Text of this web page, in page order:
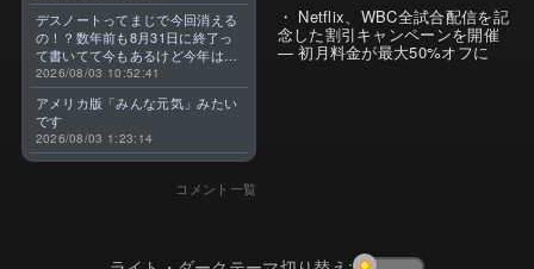
デスノートってまじで今回消える
の！？数年前も8月31日に終了っ
て書いてて今もあるけど今年はま
じのやつ！？よくわからん！！で
きればなくならないでほしい！平
成アニメを振り返らせてくれっ
っ！！！！！！！
2026/08/03 10:52:41
アメリカ版「みんな元気」みたい
です
2026/08/03 1:23:14
コメント一覧
Netflix、WBC全試合配信を記
念した割引キャンペーンを開催
— 初月料金が最大50%オフに